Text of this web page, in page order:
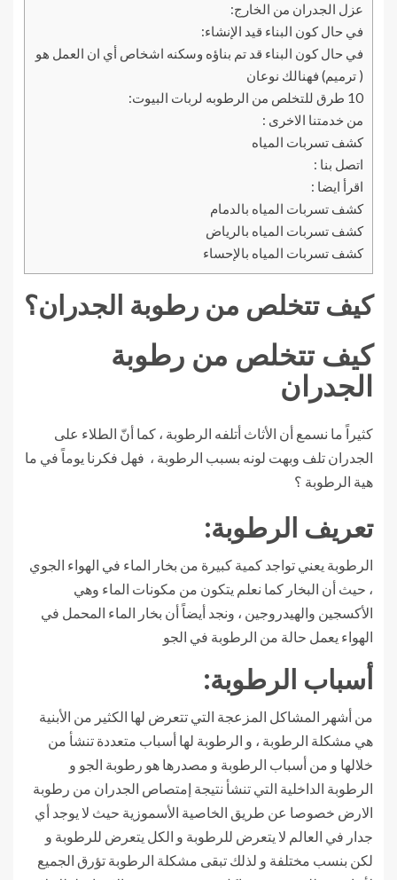
عزل الجدران من الخارج:
في حال كون البناء قيد الإنشاء:
في حال كون البناء قد تم بناؤه وسكنه اشخاص أي ان العمل هو
( ترميم) فهنالك نوعان
10 طرق للتخلص من الرطوبه لربات البيوت:
من خدمتنا الاخرى :
كشف تسربات المياه
اتصل بنا :
اقرأ ايضا :
كشف تسربات المياه بالدمام
كشف تسربات المياه بالرياض
كشف تسربات المياه بالإحساء
كيف تتخلص من رطوبة الجدران؟
كيف تتخلص من رطوبة
الجدران
كثيراً ما نسمع أن الأثاث أتلفه الرطوبة ، كما أنّ الطلاء على
الجدران تلف وبهت لونه بسبب الرطوبة ، فهل فكرنا يوماً في ما
هية الرطوبة ؟
تعريف الرطوبة:
الرطوبة يعني تواجد كمية كبيرة من بخار الماء في الهواء الجوي
، حيث أن البخار كما نعلم يتكون من مكونات الماء وهي
الأكسجين والهيدروجين ، ونجد أيضاً أن بخار الماء المحمل في
الهواء يعمل حالة من الرطوبة في الجو
أسباب الرطوبة:
من أشهر المشاكل المزعجة التي تتعرض لها الكثير من الأبنية
هي مشكلة الرطوبة ، و الرطوبة لها أسباب متعددة تنشأ من
خلالها و من أسباب الرطوبة و مصدرها هو رطوبة الجو و
الرطوبة الداخلية التي تنشأ نتيجة إمتصاص الجدران من رطوبة
الارض خصوصا عن طريق الخاصية الأسموزية حيث لا يوجد أي
جدار في العالم لا يتعرض للرطوبة و الكل يتعرض للرطوبة و
لكن بنسب مختلفة و لذلك تبقى مشكلة الرطوبة تؤرق الجميع